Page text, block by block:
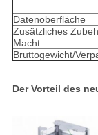
Datenoberfläche
Zusätzliches
Macht
Bruttogewicht/
Der Vorteil des